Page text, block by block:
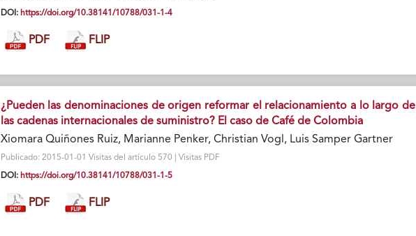
DOI: https://doi.org/10.38141/10788/031-1-4
PDF FLIP
¿Pueden las denominaciones de origen reformar el relacionamiento a lo largo de
las cadenas internacionales de suministro? El caso de Café de Colombia
Xiomara Quiñones Ruiz, Marianne Penker, Christian Vogl, Luis Samper Gartner
Publicado: 2015-01-01 Visitas del artículo 570 | Visitas PDF
DOI: https://doi.org/10.38141/10788/031-1-5
PDF FLIP